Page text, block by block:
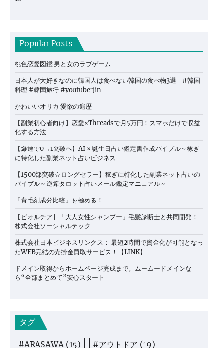
Popular Posts
桃色恋愛図鑑 男と女のラブゲーム
日本人が大好きなのに韓国人は食べない韓国の食べ物3選 #韓国
料理 #韓国旅行 #youtuberjin
かわいいオリカ 愛欲の遍歴
【副業初心者向け】恋愛×Threadsで月5万円！スマホだけで収益
化する方法
【爆速で0→1突破へ】AI × 誕生日占い鑑定書作成バイブル～稼ぎ
に特化した副業ネット占いビジネス
【1500部突破☆ロングセラー】稼ぎに特化した副業ネット占いの
バイブル～逆算タロット占いメール鑑定マニュアル～
「育毛剤成分比較」を極める！
【ビオルチア】「大人女性シャンプー」毛髪診断士と共同開発！
株式会社ソーシャルテック
株式会社日本ビジネスリンクス： 最短2時間で資金化が可能となっ
たWEB完結の売掛金買取サービス！【LINK】
ドメイン取得からホームページ完成まで。ムームードメインな
ら“全部まとめて”安心スタート
タグ
#ARASAWA(15) #アウトドア (19)